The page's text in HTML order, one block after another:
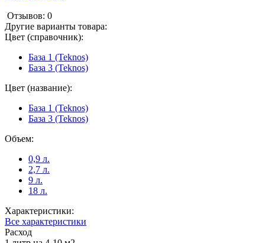
Отзывов: 0
Другие варианты товара:
Цвет (справочник):
База 1 (Teknos)
База 3 (Teknos)
Цвет (название):
База 1 (Teknos)
База 3 (Teknos)
Объем:
0,9 л.
2,7 л.
9 л.
18 л.
Характеристики:
Все характеристики
Расход